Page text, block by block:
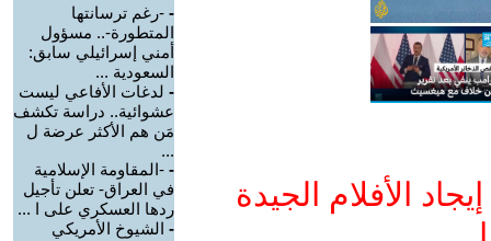
الأفلام الجيدة
- -رغم ترسانتها
المتطورة-.. مسؤول
أمني إسرائيلي سابق:
السعودية ...
- لدغات الأفاعي ليست
عشوائية.. دراسة تكشف
مَن هم الأكثر عرضة ل
...
- -المقاومة الإسلامية
في العراق- تعلن تأجيل
ردها العسكري على ا ...
- الشيوخ الأمريكي